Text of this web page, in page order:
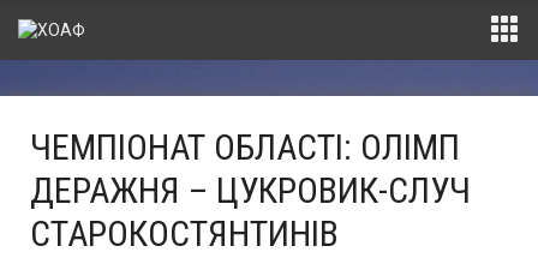
ЧЕМПІОНАТ ОБЛАСТІ: ОЛІМП
ДЕРАЖНЯ – ЦУКРОВИК-СЛУЧ
СТАРОКОСТЯНТИНІВ